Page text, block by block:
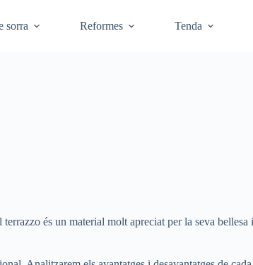
sorra Reformes Tenda
és un material molt apreciat per la seva